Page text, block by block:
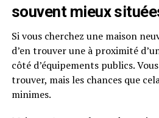
souvent mieux
Si vous cherchez une maison
d’en trouver une à proximité
côté d’équipements publics.
trouver, mais les chances que
minimes.